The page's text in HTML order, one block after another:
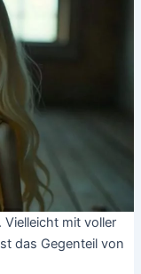
mit voller
das Gegenteil von